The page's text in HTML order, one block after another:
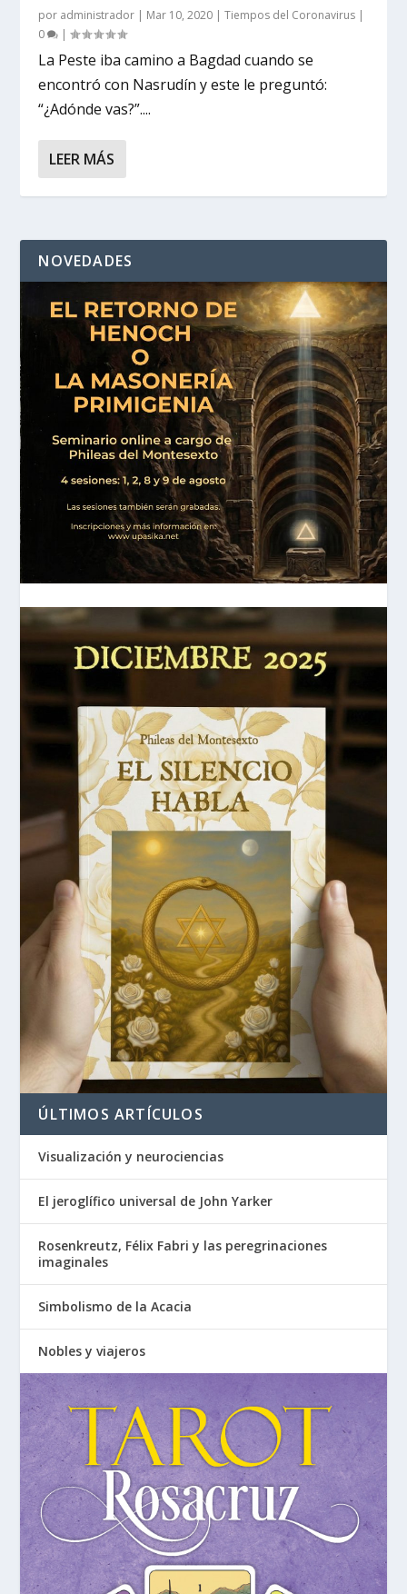
por administrador | Mar 10, 2020 |Tiempos del Coronavirus |
0
|
La Peste iba camino a Bagdad cuando se
encontró con Nasrudín y este le preguntó:
“¿Adónde vas?”....
LEER MÁS
NOVEDADES
ÚLTIMOS ARTÍCULOS
Visualización y neurociencias
El jeroglífico universal de John Yarker
Rosenkreutz, Félix Fabri y las peregrinaciones
imaginales
Simbolismo de la Acacia
Nobles y viajeros